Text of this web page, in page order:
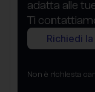
adatta alle
Ti
Richiedi
Non è richiesta